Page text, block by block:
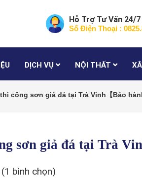
Hỗ Trợ Tư Vấn 24/7
Số Điện Thoại :
DỊCH VỤ NỘI THẤT
công sơn giả đá tại Trà Vinh【Bảo
sơn giả đá tại Trà
bình chọn)